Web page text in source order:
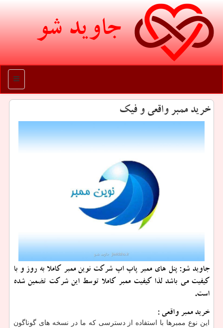
جاوید شو
منو
خرید ممبر واقعی و فیك
جاوید شو: پنل های ممبر پاپ اپ شركت نوین ممبر كاملا به روز و با
كیفیت می باشد لذا كیفیت ممبر كاملا توسط این شركت تضمین شده
است.
خرید ممبر واقعی :
این نوع ممبرها با استفاده از دسترسی که ما در نسخه های گوناگون